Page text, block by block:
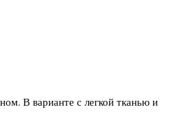
В варианте с легкой тканью и